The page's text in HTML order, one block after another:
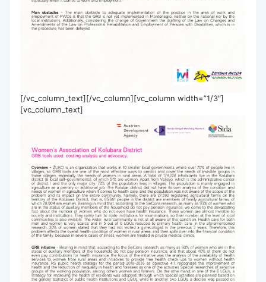
[/vc_column_text][/vc_column][vc_column width=”1/3″]
[vc_column_text]